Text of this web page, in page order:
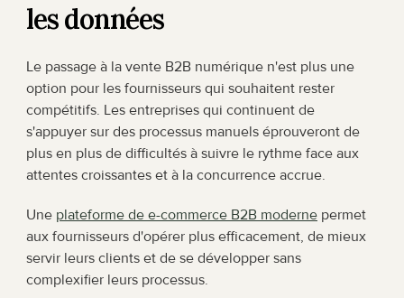
les données
Le passage à la vente B2B numérique n'est plus une
option pour les fournisseurs qui souhaitent rester
compétitifs. Les entreprises qui continuent de
s'appuyer sur des processus manuels éprouveront de
plus en plus de difficultés à suivre le rythme face aux
attentes croissantes et à la concurrence accrue.
Une plateforme de e-commerce B2B moderne permet
aux fournisseurs d'opérer plus efficacement, de mieux
servir leurs clients et de se développer sans
complexifier leurs processus.